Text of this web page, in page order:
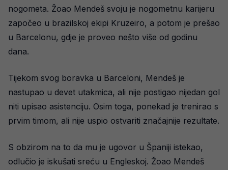
nogometa. Žoao Mendeš svoju je nogometnu karijeru
započeo u brazilskoj ekipi Kruzeiro, a potom je prešao
u Barcelonu, gdje je proveo nešto više od godinu
dana.
Tijekom svog boravka u Barceloni, Mendeš je
nastupao u devet utakmica, ali nije postigao nijedan gol
niti upisao asistenciju. Osim toga, ponekad je trenirao s
prvim timom, ali nije uspio ostvariti značajnije rezultate.
S obzirom na to da mu je ugovor u Španiji istekao,
odlučio je iskušati sreću u Engleskoj. Žoao Mendeš